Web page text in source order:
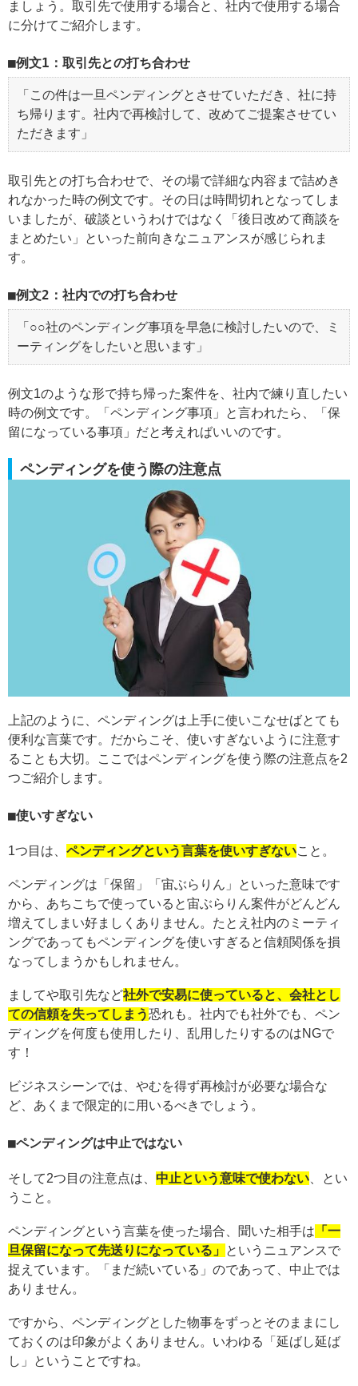
ましょう。取引先で使用する場合と、社内で使用する場合
に分けてご紹介します。
例文1：取引先との打ち合わせ
「この件は一旦ペンディングとさせていただき、社に持
ち帰ります。社内で再検討して、改めてご提案させてい
ただきます」
取引先との打ち合わせで、その場で詳細な内容まで詰めき
れなかった時の例文です。その日は時間切れとなってしま
いましたが、破談というわけではなく「後日改めて商談を
まとめたい」といった前向きなニュアンスが感じられま
す。
例文2：社内での打ち合わせ
「○○社のペンディング事項を早急に検討したいので、ミ
ーティングをしたいと思います」
例文1のような形で持ち帰った案件を、社内で練り直したい
時の例文です。「ペンディング事項」と言われたら、「保
留になっている事項」だと考えればいいのです。
ペンディングを使う際の注意点
上記のように、ペンディングは上手に使いこなせばとても
便利な言葉です。だからこそ、使いすぎないように注意す
ることも大切。ここではペンディングを使う際の注意点を2
つご紹介します。
使いすぎない
1つ目は、 ペンディングという言葉を使いすぎないこと。
ペンディングは「保留」「宙ぶらりん」といった意味です
から、あちこちで使っていると宙ぶらりん案件がどんどん
増えてしまい好ましくありません。たとえ社内のミーティ
ングであってもペンディングを使いすぎると信頼関係を損
なってしまうかもしれません。
ましてや取引先など社外で安易に使っていると、会社とし
ての信頼を失ってしまう恐れも。社内でも社外でも、ペン
ディングを何度も使用したり、乱用したりするのはNGで
す！
ビジネスシーンでは、やむを得ず再検討が必要な場合な
ど、あくまで限定的に用いるべきでしょう。
ペンディングは中止ではない
そして2つ目の注意点は、 中止という意味で使わない 、とい
うこと。
ペンディングという言葉を使った場合、聞いた相手は 「一
旦保留になって先送りになっている」
というニュアンスで
捉えています。「まだ続いている」のであって、中止では
ありません。
ですから、ペンディングとした物事をずっとそのままにし
ておくのは印象がよくありません。いわゆる「延ばし延ば
し」ということですね。